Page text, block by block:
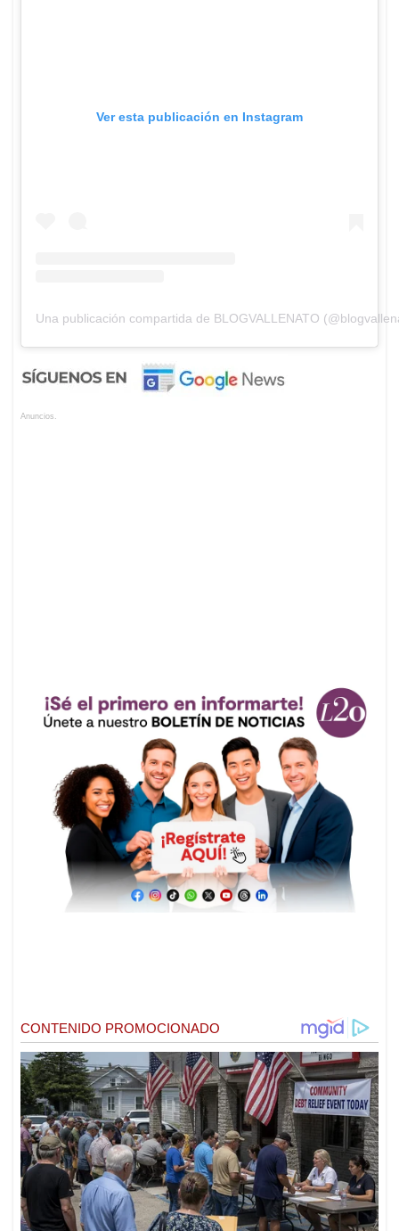
Ver esta publicación en Instagram
Una publicación compartida de BLOGVALLENATO
Anuncios.